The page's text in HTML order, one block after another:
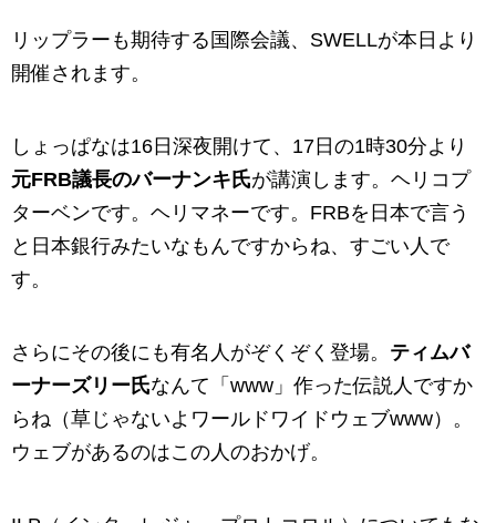
リップラーも期待する国際会議、SWELLが本日より
開催されます。
しょっぱなは16日深夜開けて、17日の1時30分より
元FRB議長のバーナンキ氏が講演します。ヘリコプ
ターベンです。ヘリマネーです。FRBを日本で言う
と日本銀行みたいなもんですからね、すごい人で
す。
さらにその後にも有名人がぞくぞく登場。 ティムバ
ーナーズリー氏なんて「www」作った伝説人ですか
らね（草じゃないよワールドワイドウェブwww）。
ウェブがあるのはこの人のおかげ。